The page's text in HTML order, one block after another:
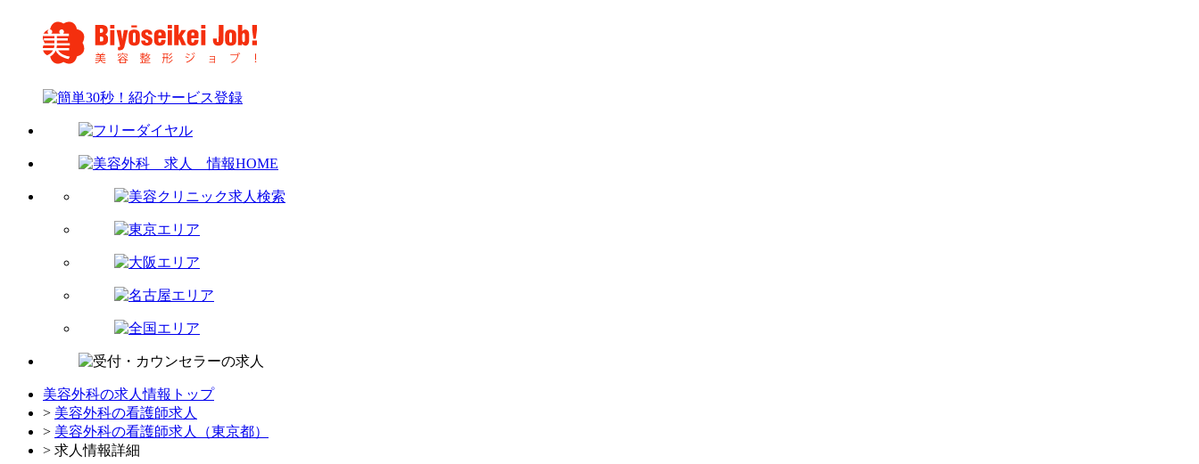
美容外科の求人情報トップ
> 美容外科の看護師求人
> 美容外科の看護師求人（東京都）
> 求人情報詳細